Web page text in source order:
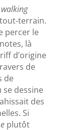
walking
terrain.
percer le
là
d’origine
de
de
se dessine
des
Si
plutôt